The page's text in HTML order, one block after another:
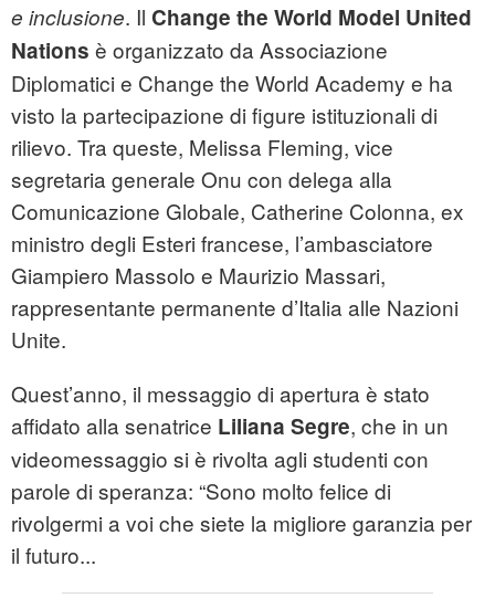
e inclusione. Il Change the World Model United
Nations è organizzato da Associazione
Diplomatici e Change the World Academy e ha
visto la partecipazione di figure istituzionali di
rilievo. Tra queste, Melissa Fleming, vice
segretaria generale Onu con delega alla
Comunicazione Globale, Catherine Colonna, ex
ministro degli Esteri francese, l’ambasciatore
Giampiero Massolo e Maurizio Massari,
rappresentante permanente d’Italia alle Nazioni
Unite.
Quest’anno, il messaggio di apertura è stato
affidato alla senatrice Liliana Segre, che in un
videomessaggio si è rivolta agli studenti con
parole di speranza: “Sono molto felice di
rivolgermi a voi che siete la migliore garanzia per
il futuro...